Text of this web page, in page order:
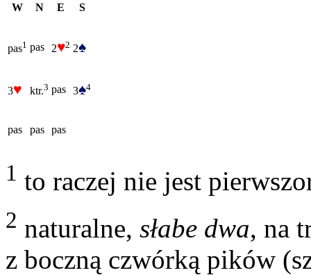
W N E S
pas1 pas 2♥2 2♠
3♥ ktr.3 pas 3♠4
pas pas pas
1 to raczej nie jest
2 naturalne, słabe dwa, na
z boczną czwórką pików